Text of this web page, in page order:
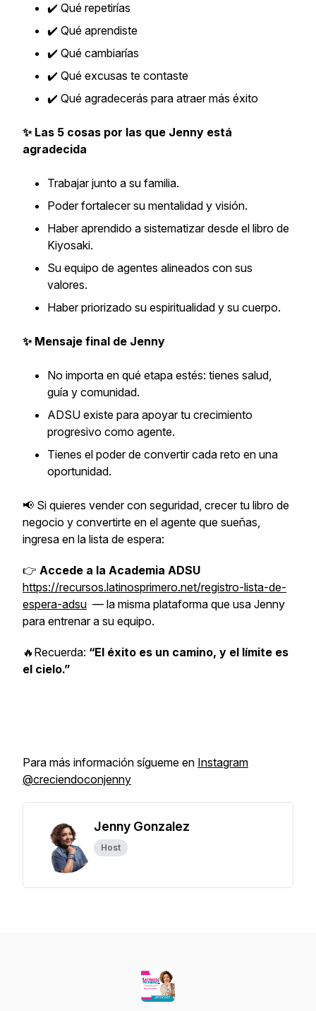
✔️ Qué repetirías
✔️ Qué aprendiste
✔️ Qué cambiarías
✔️ Qué excusas te contaste
✔️ Qué agradecerás para atraer más éxito
✨ Las 5 cosas por las que Jenny está
agradecida
Trabajar junto a su familia.
Poder fortalecer su mentalidad y visión.
Haber aprendido a sistematizar desde el libro de
Kiyosaki.
Su equipo de agentes alineados con sus
valores.
Haber priorizado su espiritualidad y su cuerpo.
✨ Mensaje final de Jenny
No importa en qué etapa estés: tienes salud,
guía y comunidad.
ADSU existe para apoyar tu crecimiento
progresivo como agente.
Tienes el poder de convertir cada reto en una
oportunidad.
📢 Si quieres vender con seguridad, crecer tu libro de
negocio y convertirte en el agente que sueñas,
ingresa en la lista de espera:
👉 Accede a la Academia ADSU
https://recursos.latinosprimero.net/registro-lista-de-
espera-adsu — la misma plataforma que usa Jenny
para entrenar a su equipo.
🔥Recuerda: “El éxito es un camino, y el límite es
el cielo.”
Para más información sígueme en Instagram
@creciendoconjenny
Jenny Gonzalez
Host